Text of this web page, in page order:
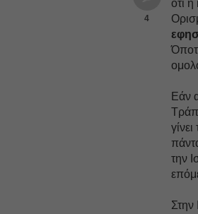
4
ότι
Εάν
την
Στην